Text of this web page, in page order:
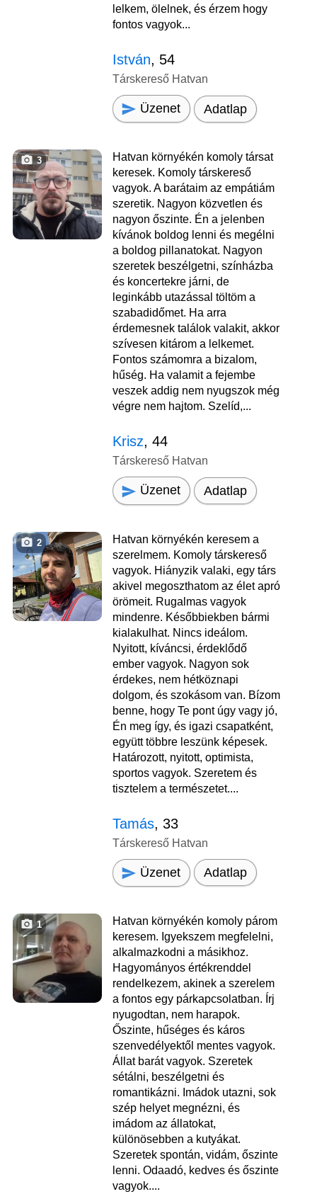
lelkem, ölelnek, és érzem hogy
fontos vagyok...
István, 54
Társkereső Hatvan
Üzenet Adatlap
3
Hatvan környékén komoly társat
keresek. Komoly társkereső
vagyok. A barátaim az empátiám
szeretik. Nagyon közvetlen és
nagyon őszinte. Én a jelenben
kívánok boldog lenni és megélni
a boldog pillanatokat. Nagyon
szeretek beszélgetni, színházba
és koncertekre járni, de
leginkább utazással töltöm a
szabadidőmet. Ha arra
érdemesnek találok valakit, akkor
szívesen kitárom a lelkemet.
Fontos számomra a bizalom,
hűség. Ha valamit a fejembe
veszek addig nem nyugszok még
végre nem hajtom. Szelíd,...
Krisz, 44
Társkereső Hatvan
Üzenet Adatlap
2
Hatvan környékén keresem a
szerelmem. Komoly társkereső
vagyok. Hiányzik valaki, egy társ
akivel megoszthatom az élet apró
örömeit. Rugalmas vagyok
mindenre. Későbbiekben bármi
kialakulhat. Nincs ideálom.
Nyitott, kíváncsi, érdeklődő
ember vagyok. Nagyon sok
érdekes, nem hétköznapi
dolgom, és szokásom van. Bízom
benne, hogy Te pont úgy vagy jó,
Én meg így, és igazi csapatként,
együtt többre leszünk képesek.
Határozott, nyitott, optimista,
sportos vagyok. Szeretem és
tisztelem a természetet....
Tamás, 33
Társkereső Hatvan
Üzenet Adatlap
1
Hatvan környékén komoly párom
keresem. Igyekszem megfelelni,
alkalmazkodni a másikhoz.
Hagyományos értékrenddel
rendelkezem, akinek a szerelem
a fontos egy párkapcsolatban. Írj
nyugodtan, nem harapok.
Őszinte, hűséges és káros
szenvedélyektől mentes vagyok.
Állat barát vagyok. Szeretek
sétálni, beszélgetni és
romantikázni. Imádok utazni, sok
szép helyet megnézni, és
imádom az állatokat,
különösebben a kutyákat.
Szeretek spontán, vidám, őszinte
lenni. Odaadó, kedves és őszinte
vagyok....